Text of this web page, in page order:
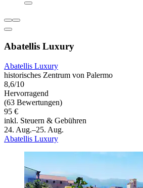
Abatellis Luxury
Abatellis Luxury
historisches Zentrum von Palermo
8,6/10
Hervorragend
(63 Bewertungen)
95 €
inkl. Steuern & Gebühren
24. Aug.–25. Aug.
Abatellis Luxury